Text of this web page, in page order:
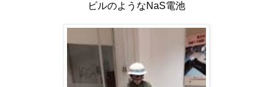
ビルのようなNaS電池